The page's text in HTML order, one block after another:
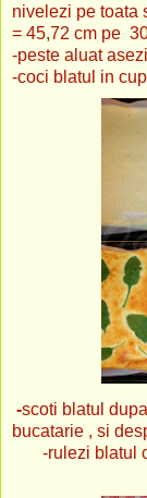
nivelezi pe toata
= 45,72 cm pe
-peste aluat
-coci blatul in
-scoti blatul dupa
bucatarie , si
-rulezi blatul